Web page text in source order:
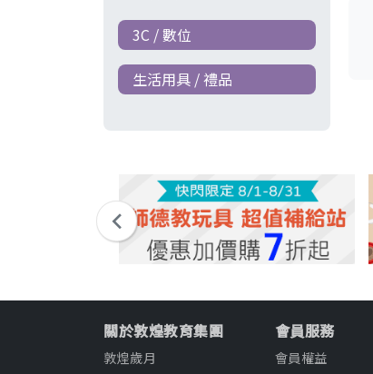
3C / 數位
生活用具 / 禮品
關於敦煌教育集團
敦煌歲月
會員服務
會員權益